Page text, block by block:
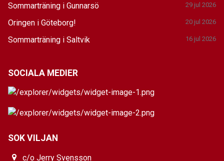
Sommarträning i Gunnarsö 29 jul 2026
Oringen i Göteborg! 20 jul 2026
Sommarträning i Saltvik 16 jul 2026
SOCIALA MEDIER
SOK VILJAN
c/o Jerry Svensson